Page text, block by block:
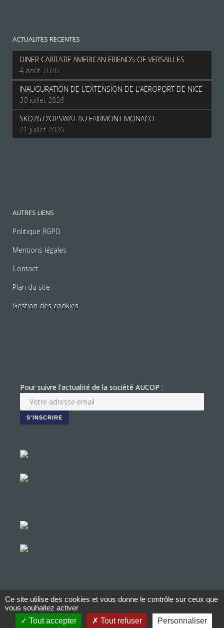
ACTUALITES RECENTES
DINER CARITATIF AMERICAN FRIENDS OF VERSAILLES
4 août 2026
INAUGURATION DE L’EXTENSION DE L’AEROPORT DE NICE
30 juillet 2026
SKO26 D’OPSWAT AU FAIRMONT MONACO
21 juillet 2026
AUTRES LIENS
Politique RGPD
Mentions légales
Contact
Plan du site
Gestion des cookies
Pour suivre l'actualité de la société AUCOP :
© Copyright Aucop – 2022
Ce site utilise des cookies et vous donne le contrôle sur ceux que
vous souhaitez activer
Tout accepter
Tout refuser Personnaliser